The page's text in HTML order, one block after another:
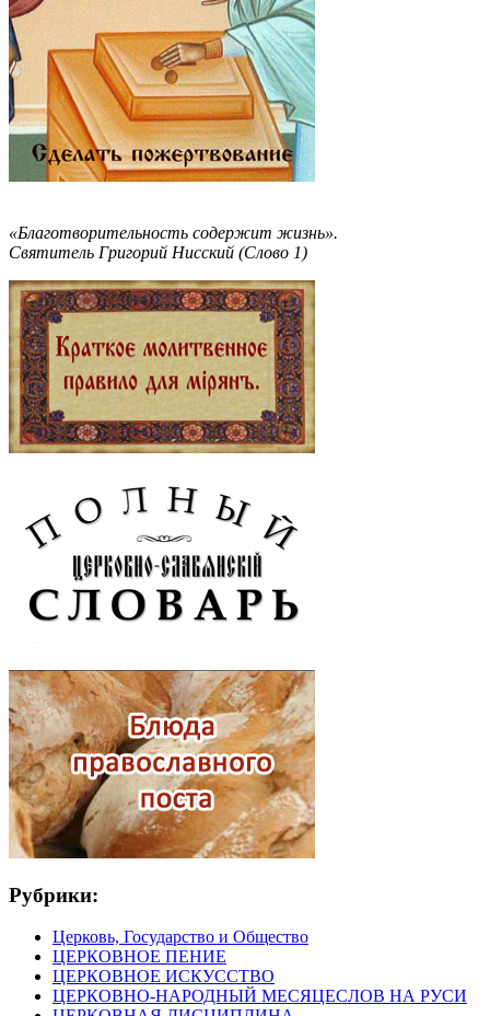
«Благотворительность содержит жизнь».
Святитель Григорий Нисский (Слово 1)
Рубрики:
Церковь, Государство и Общество
ЦЕРКОВНОЕ ПЕНИЕ
ЦЕРКОВНОЕ ИСКУССТВО
ЦЕРКОВНО-НАРОДНЫЙ МЕСЯЦЕСЛОВ НА РУСИ